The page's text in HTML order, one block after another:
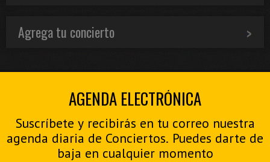
Agrega tu concierto
AGENDA ELECTRÓNICA
Suscríbete y recibirás en tu correo nuestra
agenda diaria de Conciertos. Puedes darte de
baja en cualquier momento